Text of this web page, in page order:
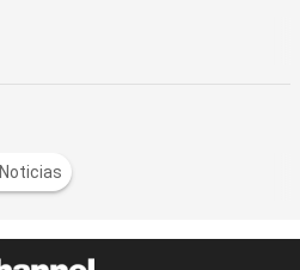
Noticias